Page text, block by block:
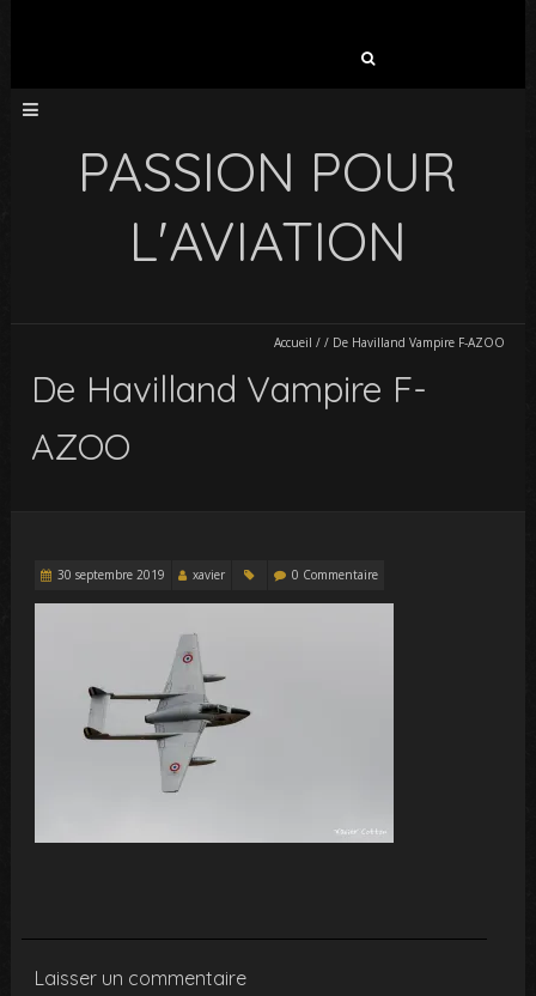
PASSION POUR
L'AVIATION
Accueil / / De Havilland Vampire F-AZOO
De Havilland Vampire F-
AZOO
30 septembre 2019 xavier 0 Commentaire
Laisser un commentaire